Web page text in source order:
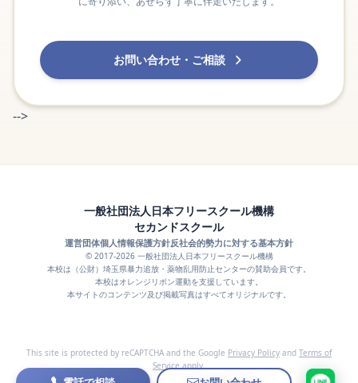
お問い合わせ・ご相談
-->
一般社団法人日本フリースクール機構
セカンドスクール
運営団体個人情報保護方針反社会的勢力に対する基本方針
© 2017-2026 一般社団法人日本フリースクール機構
本校は（公財）埼玉県暴力追放・薬物乱用防止センターの賛助会員です。
本校はオレンジリボン運動を支援しています。
本サイトのコンテンツ及び掲載写真はすべてオリジナルです。
This site is protected by reCAPTCHA and the Google Privacy Policy and Terms of
Serviceapply.